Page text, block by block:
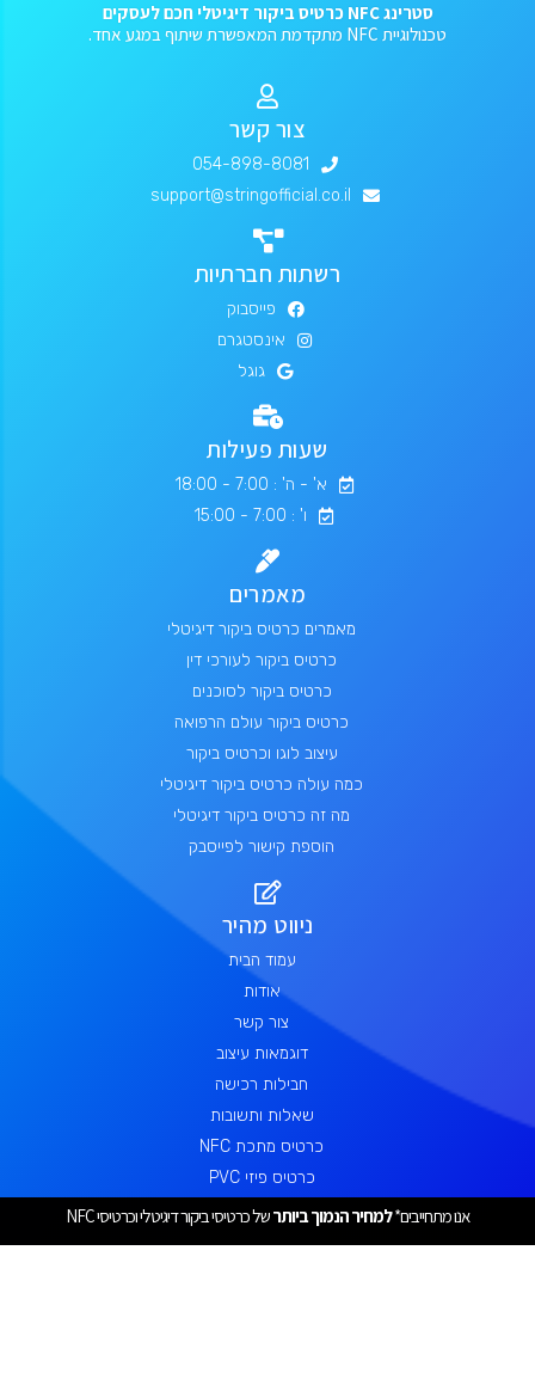
סטרינג NFC כרטיס ביקור דיגיטלי חכם לעסקים
טכנולוגיית NFC מתקדמת המאפשרת שיתוף במגע אחד.
צור קשר
054-898-8081
support@stringofficial.co.il
רשתות חברתיות
פייסבוק
אינסטגרם
גוגל
שעות פעילות
א' - ה' : 7:00 - 18:00
ו' : 7:00 - 15:00
מאמרים
מאמרים כרטיס ביקור דיגיטלי
כרטיס ביקור לעורכי דין
כרטיס ביקור לסוכנים
כרטיס ביקור עולם הרפואה
עיצוב לוגו וכרטיס ביקור
כמה עולה כרטיס ביקור דיגיטלי
מה זה כרטיס ביקור דיגיטלי
הוספת קישור לפייסבק
ניווט מהיר
עמוד הבית
אודות
צור קשר
דוגמאות עיצוב
חבילות רכישה
שאלות ותשובות
כרטיס מתכת NFC
כרטיס פיזי PVC
כרטיס ביקור הזול ביותר
אנו מתחייבים*למחיר הנמוך ביותרשל כרטיסי ביקור דיגיטלי וכרטיסי NFC